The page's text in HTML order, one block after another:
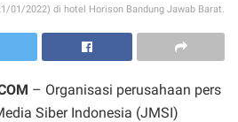
01/2022) di hotel Horison Bandung Jawab Barat.
– Organisasi perusahaan pers
Siber Indonesia (JMSI)